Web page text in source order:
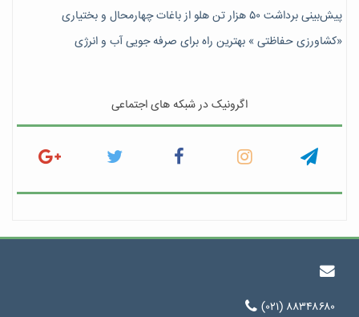
پیش‎‌بینی برداشت ۵۰ هزار تن هلو از باغات چهارمحال و بختیاری
«کشاورزی حفاظتی » بهترین راه برای صرفه جویی آب و انرژی
اگرونیک در شبکه های اجتماعی
(۰۲۱) ۸۸۳۴۸۶۸۰